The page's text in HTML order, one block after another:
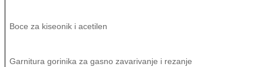
Boce za kiseonik i acetilen
Garnitura gorinika za gasno zavarivanje i rezanje